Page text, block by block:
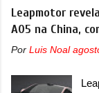
Leapmotor
A05 na China,
Por Luis Noal